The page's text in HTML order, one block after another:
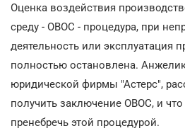
Оценка воздействия
среду - ОВОС - процедура, при
деятельность или эксплуатация
полностью остановлена.
юридической фирмы "Астерс",
получить заключение ОВОС, и
пренебречь этой процедурой.